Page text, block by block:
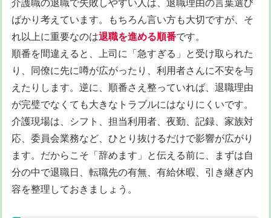
ばかり考えています。もちろん言い方も大切ですが、そ
れ以上に重要なのは退職を進める順番です。
順番を間違えると、上司に「急すぎる」と受け取られた
り、同僚に先に噂が広がったり、利用者さんに不安を与
えたりします。逆に、順番さえ整っていれば、退職理由
が完璧でなくても大きなトラブルにはなりにくいです。
介護現場は、シフト、担当利用者、夜勤、記録、家族対
応、委員会業務など、ひとり抜けるだけで影響が広がり
ます。だからこそ「辞めます」と伝える前に、まずは自
分の中で退職日、転職先の有無、有給休暇、引き継ぎ内
容を整理しておきましょう。